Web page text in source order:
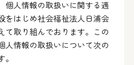
個人情報の取扱いに関する適
をはじめ社会福祉法人日浦会
て取り組んでおります。この
人情報の取扱いについて次の